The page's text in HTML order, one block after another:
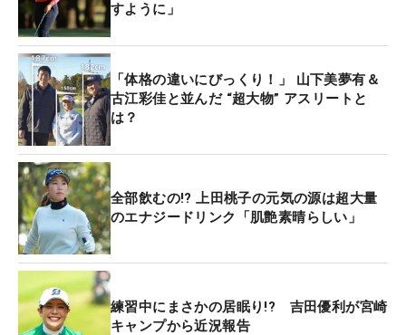
すように」
「体格の違いにびっくり！」 山下美夢有＆
古江彩佳と並んだ “超大物” アスリートと
は？
全部飲むの!? 上田桃子の元気の源は超大量
のエナジードリンク「肌艶素晴らしい」
練習中にまさかの居眠り!? 吉田優利が宮崎
キャンプから近況報告